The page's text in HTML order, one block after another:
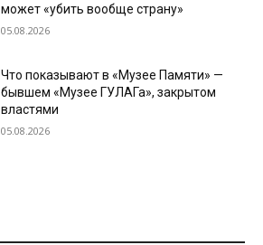
может «убить вообще страну»
05.08.2026
Что показывают в «Музее Памяти» —
бывшем «Музее ГУЛАГа», закрытом
властями
05.08.2026